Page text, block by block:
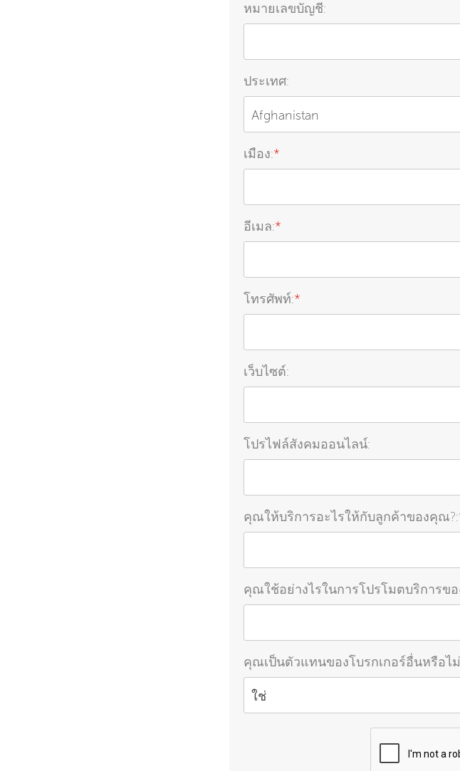
หมายเลขบัญชี:
ประเทศ:
Afghanistan
เมือง:*
อีเมล:*
โทรศัพท์:*
เว็บไซต์:
โปรไฟล์สังคมออนไลน์:
คุณให้บริการอะไรให้กับลูกค้าของคุณ?:
คุณใช้อย่างไรในการโปรโมตบริการข
คุณเป็นตัวแทนของโบรกเกอร์อื่นหรือไม่
ใช่